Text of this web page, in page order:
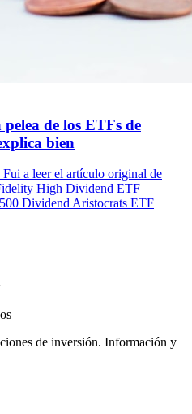
de los ETFs de
bien
a leer el artículo original de
High Dividend ETF
Dividend Aristocrats ETF
de inversión. Información y